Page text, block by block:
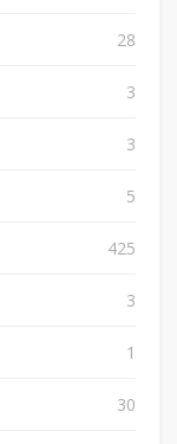
28
3
3
5
425
3
1
30